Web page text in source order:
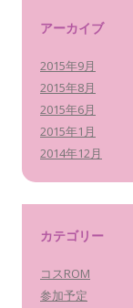
アーカイブ
2015年9月
2015年8月
2015年6月
2015年1月
2014年12月
カテゴリー
コスROM
参加予定